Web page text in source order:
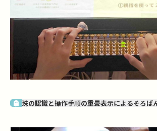
珠の認識と操作手順の重畳表示によるそろば